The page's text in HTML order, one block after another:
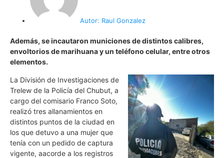
Autor: Raul Gonzalez
Además, se incautaron municiones de distintos calibres,
envoltorios de marihuana y un teléfono celular, entre otros
elementos.
La División de Investigaciones de
Trelew de la Policía del Chubut, a
cargo del comisario Franco Soto,
realizó tres allanamientos en
distintos puntos de la ciudad en
los que detuvo a una mujer que
tenía con un pedido de captura
vigente, aacorde a los registros